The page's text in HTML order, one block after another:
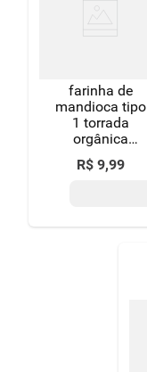
farinha de
mandioca tipo
1 torrada
orgânica
organic pacote
500g
R$ 9,99
chocolate